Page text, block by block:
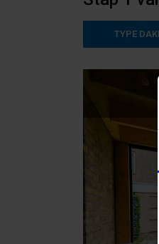
TYPE